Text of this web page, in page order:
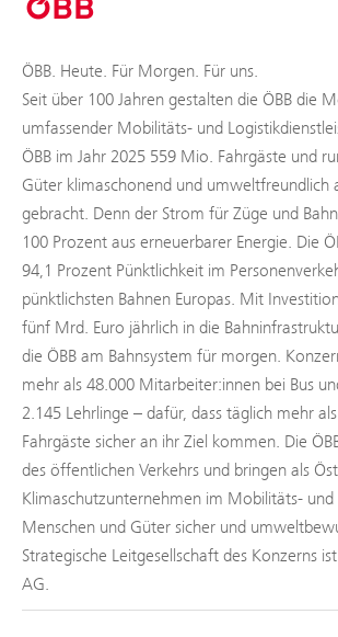
ÖBB. Heute. Für Morgen. Für uns.
Seit über 100 Jahren gestalten die ÖBB die
umfassender Mobilitäts- und
ÖBB im Jahr 2025 559 Mio. Fahrgäste und
Güter klimaschonend und umweltfreundlich
gebracht. Denn der Strom für Züge und
100 Prozent aus erneuerbarer Energie. Die
94,1 Prozent Pünktlichkeit im
pünktlichsten Bahnen Europas. Mit
fünf Mrd. Euro jährlich in die
die ÖBB am Bahnsystem für morgen.
mehr als 48.000 Mitarbeiter:innen bei Bus
2.145 Lehrlinge – dafür, dass täglich mehr
Fahrgäste sicher an ihr Ziel kommen. Die
des öffentlichen Verkehrs und bringen als
Klimaschutzunternehmen im Mobilitäts- und
Menschen und Güter sicher und
Strategische Leitgesellschaft des Konzerns
AG.